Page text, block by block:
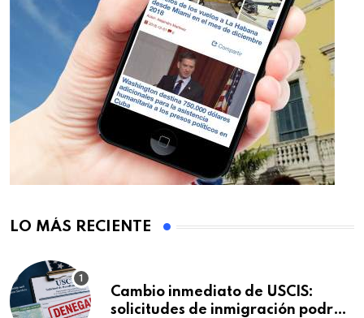
LO MÁS RECIENTE
Cambio inmediato de USCIS:
solicitudes de inmigración podrán